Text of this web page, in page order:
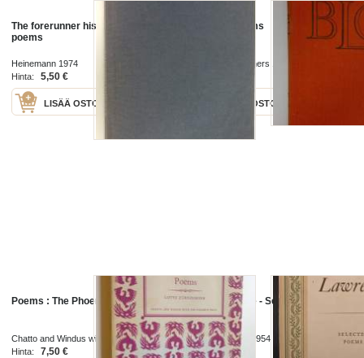
The forerunner his parables and
poems
Heinemann 1974
Hinta:
5,50 €
LISÄÄ OSTOSKORIIN
Selected poems
Progress Publishers 1981
LISÄÄ OSTOSKORIIN
Poems : The Phoenix living poets
Chatto and Windus with The Hogarth
Press 1960
Hinta: 7,50 €
D.H. Lawrence - Selected Poems
Penguin Books 1954
Hinta:
5,00 €